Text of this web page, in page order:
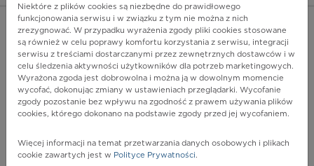
Wpisz nazwę lub substancję czynną
Niektóre z plików cookies są niezbędne do prawidłowego
funkcjonowania serwisu i w związku z tym nie można z nich
zrezygnować. W przypadku wyrażenia zgody pliki cookies stosowane
są również w celu poprawy komfortu korzystania z serwisu, integracji
serwisu z treściami dostarczanymi przez zewnętrznych dostawców i w
celu śledzenia aktywności użytkowników dla potrzeb marketingowych.
Wyrażona zgoda jest dobrowolna i można ją w dowolnym momencie
wycofać, dokonując zmiany w ustawieniach przeglądarki. Wycofanie
zgody pozostanie bez wpływu na zgodność z prawem używania plików
cookies, którego dokonano na podstawie zgody przed jej wycofaniem.
Więcej informacji na temat przetwarzania danych osobowych i plikach
cookie zawartych jest w Polityce Prywatności.